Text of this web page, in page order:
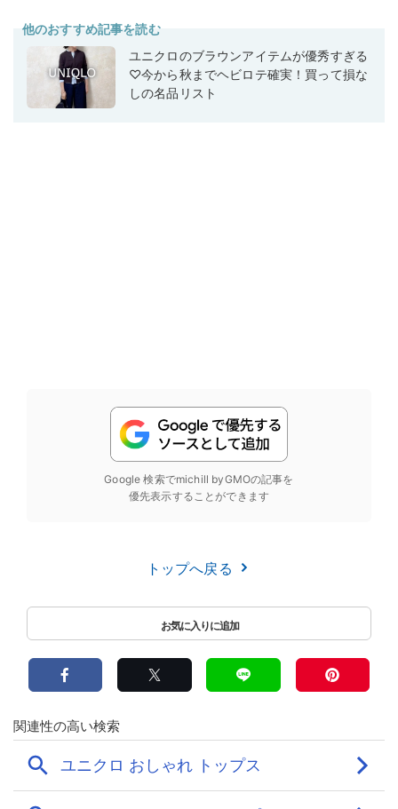
他のおすすめ記事を読む
ユニクロのブラウンアイテムが優秀すぎる
♡今から秋までヘビロテ確実！買って損な
しの名品リスト
Google 検索でmichill byGMOの記事を
優先表示することができます
トップへ戻る